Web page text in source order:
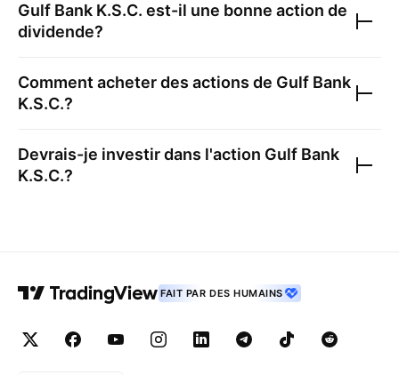
Gulf Bank K.S.C. est-il une bonne action de
dividende?
Comment acheter des actions de Gulf Bank
K.S.C.?
Devrais-je investir dans l'action Gulf Bank
K.S.C.?
FAIT PAR DES HUMAINS